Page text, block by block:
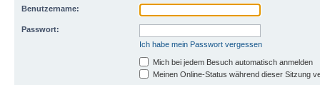
Benutzername:
Passwort:
Ich habe mein Passwort vergessen
Mich bei jedem Besuch automatisch anmelden
Meinen Online-Status während dieser Sitzung